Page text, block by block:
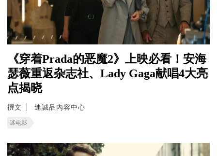
《穿着Prada的恶魔2》上映必看！安海
瑟薇重返杂志社、Lady Gaga献唱4大亮
点揭晓
撰文 迷誠品內容中心
迷电影